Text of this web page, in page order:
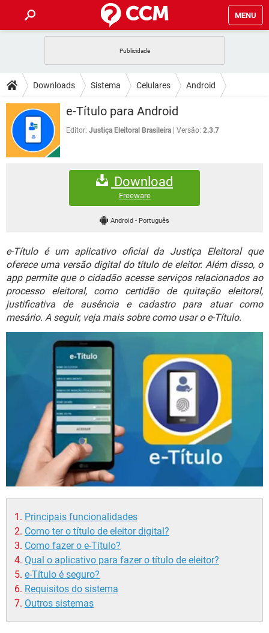
MENU
CELULAR FACEBOOK
OUTLOOK EXCEL
INSTAGRAM GMAIL
GUIA DE COMPRAS
DICAS
JOGOS WHATSAPP
CELULAR
OUTLOOK
DOWNLOADS
JOGOS WHATSAPP
CELULAR
EXCEL
GMAIL
FÓRUM
FACEBOOK
EXCEL
GMAIL
WHATSAPP
INSTAGRAM GMAIL
GUIA DE COMPRAS
Downloads Sistema Celulares Android
e-Título para Android
Editor: Justiça Eleitoral Brasileira Versão: 2.3.7
Download
Freeware
Android - Português
e-Título é um aplicativo oficial da Justiça Eleitoral que
oferece uma versão digital do título de eleitor. Além disso, o
app permite que o cidadão acesse serviços relacionados ao
processo eleitoral, como certidão de quitação eleitoral,
justificativa de ausência e cadastro para atuar como
mesário. A seguir, veja mais sobre como usar o e-Título.
Principais funcionalidades
Como ter o título de eleitor digital?
Como fazer o e-Título?
Qual o aplicativo para fazer o título de eleitor?
e-Título é seguro?
Requisitos do sistema
Outros sistemas